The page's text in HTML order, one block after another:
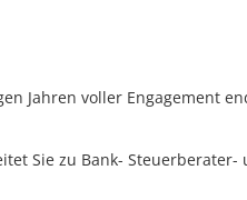
Jahren voller Engagement
Sie zu Bank-